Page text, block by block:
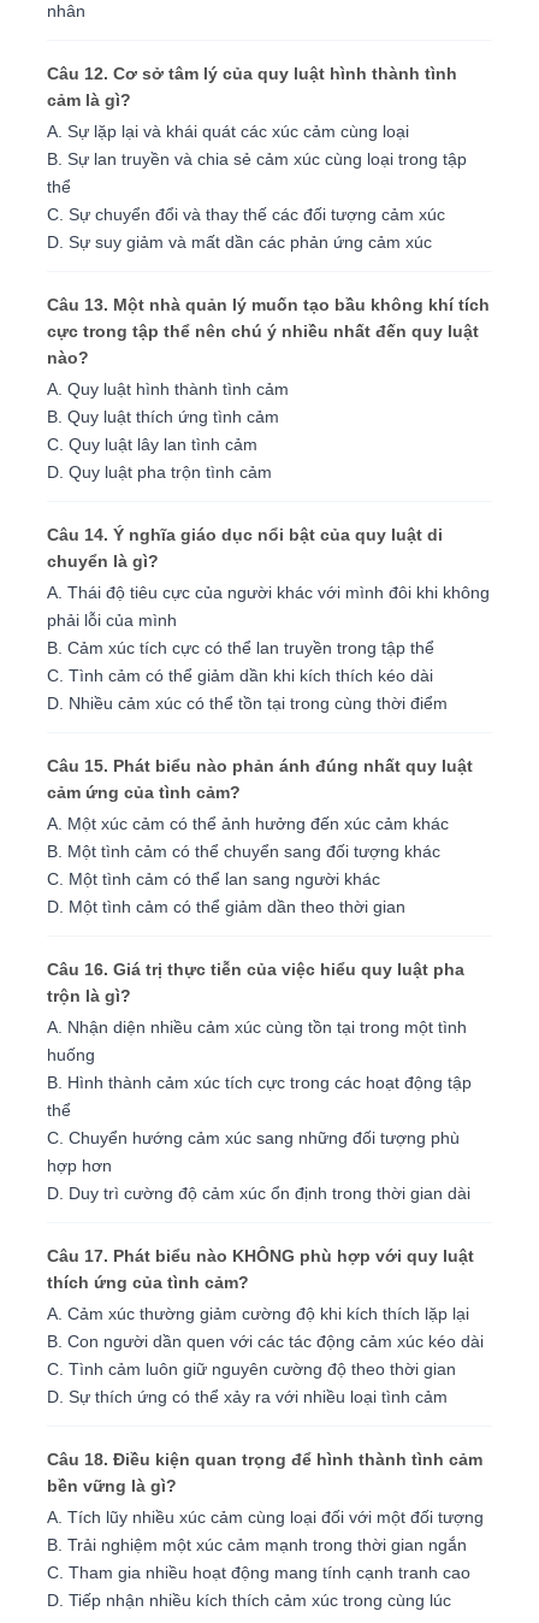
nhân
Câu 12. Cơ sở tâm lý của quy luật hình thành tình
cảm là gì?
A. Sự lặp lại và khái quát các xúc cảm cùng loại
B. Sự lan truyền và chia sẻ cảm xúc cùng loại trong tập
thể
C. Sự chuyển đổi và thay thế các đối tượng cảm xúc
D. Sự suy giảm và mất dần các phản ứng cảm xúc
Câu 13. Một nhà quản lý muốn tạo bầu không khí tích
cực trong tập thể nên chú ý nhiều nhất đến quy luật
nào?
A. Quy luật hình thành tình cảm
B. Quy luật thích ứng tình cảm
C. Quy luật lây lan tình cảm
D. Quy luật pha trộn tình cảm
Câu 14. Ý nghĩa giáo dục nổi bật của quy luật di
chuyển là gì?
A. Thái độ tiêu cực của người khác với mình đôi khi không
phải lỗi của mình
B. Cảm xúc tích cực có thể lan truyền trong tập thể
C. Tình cảm có thể giảm dần khi kích thích kéo dài
D. Nhiều cảm xúc có thể tồn tại trong cùng thời điểm
Câu 15. Phát biểu nào phản ánh đúng nhất quy luật
cảm ứng của tình cảm?
A. Một xúc cảm có thể ảnh hưởng đến xúc cảm khác
B. Một tình cảm có thể chuyển sang đối tượng khác
C. Một tình cảm có thể lan sang người khác
D. Một tình cảm có thể giảm dần theo thời gian
Câu 16. Giá trị thực tiễn của việc hiểu quy luật pha
trộn là gì?
A. Nhận diện nhiều cảm xúc cùng tồn tại trong một tình
huống
B. Hình thành cảm xúc tích cực trong các hoạt động tập
thể
C. Chuyển hướng cảm xúc sang những đối tượng phù
hợp hơn
D. Duy trì cường độ cảm xúc ổn định trong thời gian dài
Câu 17. Phát biểu nào KHÔNG phù hợp với quy luật
thích ứng của tình cảm?
A. Cảm xúc thường giảm cường độ khi kích thích lặp lại
B. Con người dần quen với các tác động cảm xúc kéo dài
C. Tình cảm luôn giữ nguyên cường độ theo thời gian
D. Sự thích ứng có thể xảy ra với nhiều loại tình cảm
Câu 18. Điều kiện quan trọng để hình thành tình cảm
bền vững là gì?
A. Tích lũy nhiều xúc cảm cùng loại đối với một đối tượng
B. Trải nghiệm một xúc cảm mạnh trong thời gian ngắn
C. Tham gia nhiều hoạt động mang tính cạnh tranh cao
D. Tiếp nhận nhiều kích thích cảm xúc trong cùng lúc